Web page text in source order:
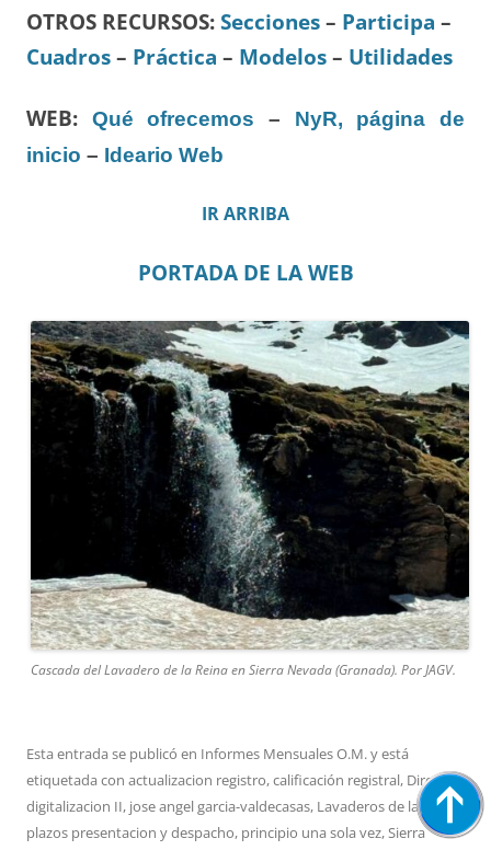
OTROS RECURSOS: Secciones – Participa –
Cuadros – Práctica – Modelos – Utilidades
WEB: Qué ofrecemos – NyR, página de
inicio – Ideario Web
IR ARRIBA
PORTADA DE LA WEB
Cascada del Lavadero de la Reina en Sierra Nevada (Granada). Por JAGV.
Esta entrada se publicó en Informes Mensuales O.M.y está
etiquetada con actualizacion registro,calificación registral, Directiva
digitalizacion II, jose angel garcia-valdecasas, Lavaderos de la Reina,
plazos presentacion y despacho, principio una sola vez,Sierra